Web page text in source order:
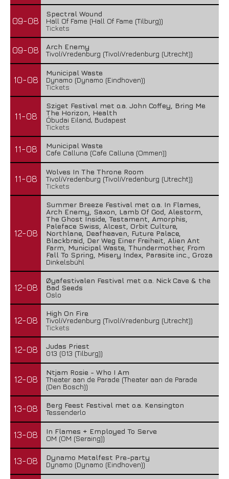
09-08
Spectral Wound
Hall Of Fame (Hall Of Fame (Tilburg))
Tickets
09-08
Arch Enemy
TivoliVredenburg (TivoliVredenburg (Utrecht))
10-08
Municipal Waste
Dynamo (Dynamo (Eindhoven))
Tickets
11-08
Sziget Festival met o.a. John Coffey, Bring Me
The Horizon, Health
Óbudai Eiland, Budapest
Tickets
11-08
Municipal Waste
Cafe Calluna (Cafe Calluna (Ommen))
11-08
Wolves In The Throne Room
TivoliVredenburg (TivoliVredenburg (Utrecht))
Tickets
12-08
Summer Breeze Festival met o.a. In Flames,
Arch Enemy, Saxon, Lamb Of God, Alestorm,
The Ghost Inside, Testament, Amorphis,
Paleface Swiss, Alcest, Orbit Culture,
Northlane, Deafheaven, Future Palace,
Blackbraid, Der Weg Einer Freiheit, Alien Ant
Farm, Municipal Waste, Thundermother, From
Fall To Spring, Misery Index, Parasite inc., Groza
Dinkelsbühl
12-08
Øyafestivalen Festival met o.a. Nick Cave & the
Bad Seeds
Oslo
12-08
High On Fire
TivoliVredenburg (TivoliVredenburg (Utrecht))
Tickets
12-08
Judas Priest
013 (013 (Tilburg))
12-08
Ntjam Rosie - Who I Am
Theater aan de Parade (Theater aan de Parade
(Den Bosch))
13-08
Berg Feest Festival met o.a. Kensington
Tessenderlo
13-08
In Flames + Employed To Serve
OM (OM (Seraing))
13-08
Dynamo Metalfest Pre-party
Dynamo (Dynamo (Eindhoven))